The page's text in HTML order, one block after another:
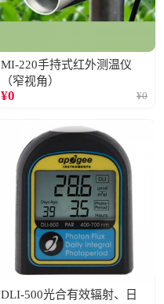
MI-220手持式红外测温仪
（窄视角）
¥0 ¥0
DLI-500光合有效辐射、日